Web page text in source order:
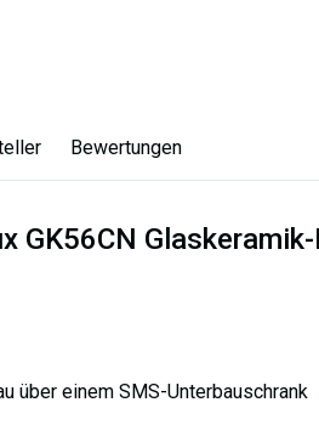
Bewertungen
GK56CN
über einem SMS-Unterbauschrank